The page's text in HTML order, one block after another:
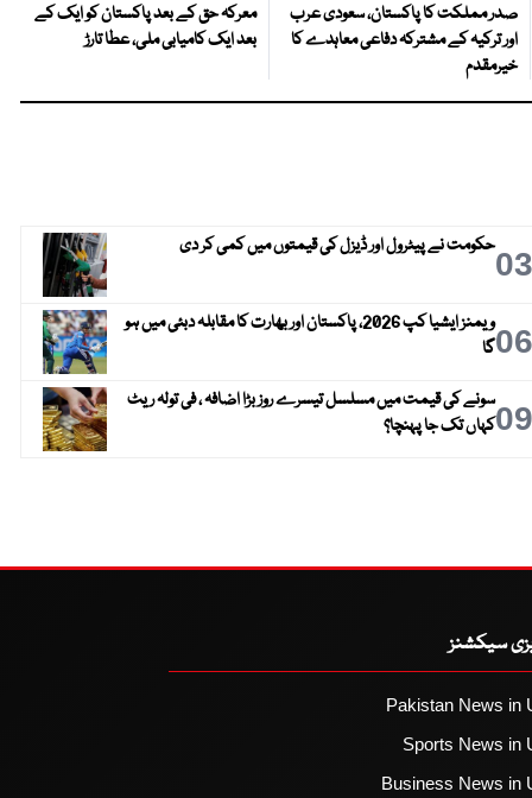
صدر مملکت کا پاکستان، سعودی عرب
اور ترکیہ کے مشترکہ دفاعی معاہدے کا
خیرمقدم
معرکہ حق کے بعد پاکستان کو ایک کے
بعد ایک کامیابی ملی، عطا تارڑ
03حکومت نے پیٹرول اور ڈیزل کی قیمتوں میں کمی کر دی
06
ویمنز ایشیا کپ 2026، پاکستان اور بھارت کا مقابلہ دبئی میں ہو
گا
09سونے کی قیمت میں مسلسل تیسرے روز بڑا اضافہ ، فی تولہ ریٹ
کہاں تک جا پہنچا؟
سیکشنز
Pakistan News in
Sports News in
Business News in